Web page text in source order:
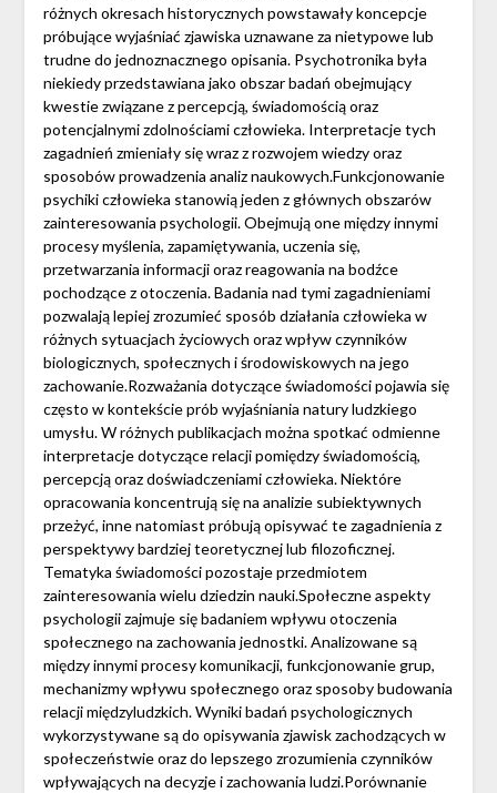
różnych okresach historycznych powstawały koncepcje
próbujące wyjaśniać zjawiska uznawane za nietypowe lub
trudne do jednoznacznego opisania. Psychotronika była
niekiedy przedstawiana jako obszar badań obejmujący
kwestie związane z percepcją, świadomością oraz
potencjalnymi zdolnościami człowieka. Interpretacje tych
zagadnień zmieniały się wraz z rozwojem wiedzy oraz
sposobów prowadzenia analiz naukowych.Funkcjonowanie
psychiki człowieka stanowią jeden z głównych obszarów
zainteresowania psychologii. Obejmują one między innymi
procesy myślenia, zapamiętywania, uczenia się,
przetwarzania informacji oraz reagowania na bodźce
pochodzące z otoczenia. Badania nad tymi zagadnieniami
pozwalają lepiej zrozumieć sposób działania człowieka w
różnych sytuacjach życiowych oraz wpływ czynników
biologicznych, społecznych i środowiskowych na jego
zachowanie.Rozważania dotyczące świadomości pojawia się
często w kontekście prób wyjaśniania natury ludzkiego
umysłu. W różnych publikacjach można spotkać odmienne
interpretacje dotyczące relacji pomiędzy świadomością,
percepcją oraz doświadczeniami człowieka. Niektóre
opracowania koncentrują się na analizie subiektywnych
przeżyć, inne natomiast próbują opisywać te zagadnienia z
perspektywy bardziej teoretycznej lub filozoficznej.
Tematyka świadomości pozostaje przedmiotem
zainteresowania wielu dziedzin nauki.Społeczne aspekty
psychologii zajmuje się badaniem wpływu otoczenia
społecznego na zachowania jednostki. Analizowane są
między innymi procesy komunikacji, funkcjonowanie grup,
mechanizmy wpływu społecznego oraz sposoby budowania
relacji międzyludzkich. Wyniki badań psychologicznych
wykorzystywane są do opisywania zjawisk zachodzących w
społeczeństwie oraz do lepszego zrozumienia czynników
wpływających na decyzje i zachowania ludzi.Porównanie